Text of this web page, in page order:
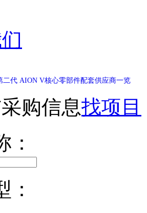
米SU7核心零部件配套供应商一览
二代 AION V核心零部件配套供应商一览
米SU7核心零部件配套供应商一览
二代 AION V核心零部件配套供应商一览
购信息找项目
：
：